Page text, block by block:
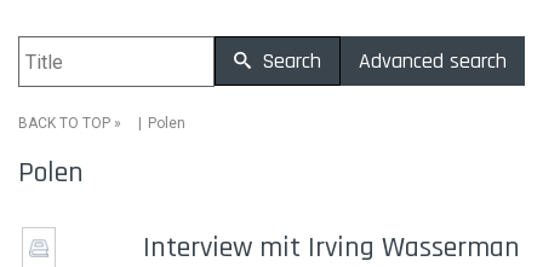
Search Advanced search
BACK TO TOP » Polen
Polen
Interview mit Irving Wasserman